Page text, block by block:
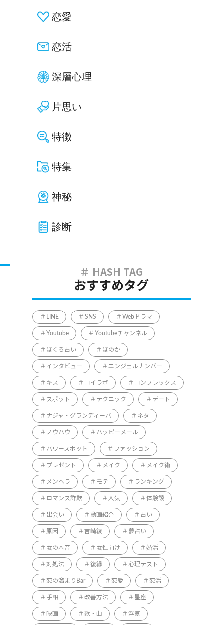
恋愛
恋活
深層心理
片思い
特徴
特集
神秘
診断
おすすめタグ
LINE SNS Webドラマ
Youtube Youtubeチャンネル
ほくろ占い ほのか
インタビュー エンジェルナンバー
キス コイラボ コンプレックス
スポット テクニック デート
ナジャ・グランディーバ ネタ
ノウハウ ハッピーメール
パワースポット ファッション
プレゼント メイク メイク術
メンヘラ モテ ランキング
ロマンス詐欺 人気 体験談
出会い 動画紹介 占い
原因 吉崎綾 夢占い
女の本音 女性向け 婚活
対処法 復縁 心理テスト
恋の溜まりBar 恋愛 恋活
手相 改善方法 星座
映画 歌・曲 浮気